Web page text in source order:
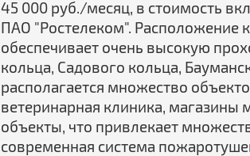
45 000 руб./месяц, в стоимость
ПАО "Ростелеком". Расположение
обеспечивает очень высокую
кольца, Садового кольца,
располагается множество
ветеринарная клиника, магазины
объекты, что привлекает
современная система